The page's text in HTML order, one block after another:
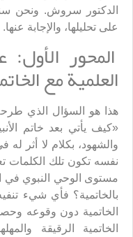
الدكتور سروش. ونحن
على تحليلها، والإجابة عنها.
المحور
العلمية مع
هذا هو السؤال الذي
«كيف يأتي بعد خاتم
والشهود، بكلام لا أثر له
نفسه تكون تلك الكلمات
مستوى الوحي النبوي في
بالخاتمية؟ فأي شيء
الخاتمية دون وقوعه
الخاتمية الرقيقة